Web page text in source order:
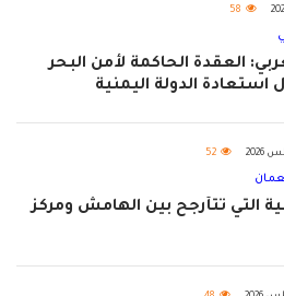
58
العقدة الحاكمة لأمن البحر
استعادة الدولة اليمنية
52
التي تتأرجح بين الهامش ومركز